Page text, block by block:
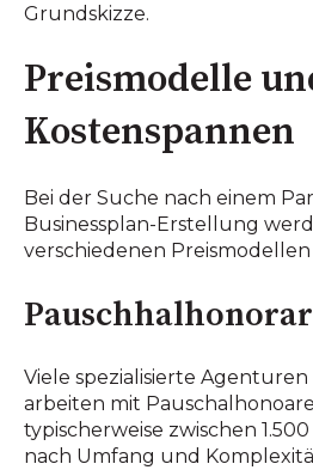
Grundskizze.
Preismodelle
Kostenspannen
Bei der Suche nach einem
Businessplan-Erstellung
verschiedenen
Pauschhalhonorar
Viele spezialisierte
arbeiten mit
typischerweise zwischen
nach Umfang und